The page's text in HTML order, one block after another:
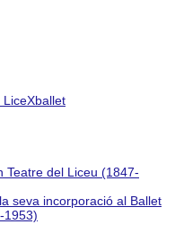
LiceXballet
Teatre del Liceu (1847-
seva incorporació al Ballet
1953)